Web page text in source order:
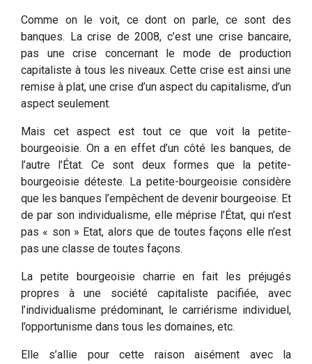
Comme on le voit, ce dont on parle, ce sont des
banques. La crise de 2008, c’est une crise bancaire,
pas une crise concernant le mode de production
capitaliste à tous les niveaux. Cette crise est ainsi une
remise à plat, une crise d’un aspect du capitalisme, d’un
aspect seulement.
Mais cet aspect est tout ce que voit la petite-
bourgeoisie. On a en effet d’un côté les banques, de
l’autre l’État. Ce sont deux formes que la petite-
bourgeoisie déteste. La petite-bourgeoisie considère
que les banques l’empêchent de devenir bourgeoise. Et
de par son individualisme, elle méprise l’État, qui n’est
pas « son » Etat, alors que de toutes façons elle n’est
pas une classe de toutes façons.
La petite bourgeoisie charrie en fait les préjugés
propres à une société capitaliste pacifiée, avec
l’individualisme prédominant, le carriérisme individuel,
l’opportunisme dans tous les domaines, etc.
Elle s’allie pour cette raison aisément avec la